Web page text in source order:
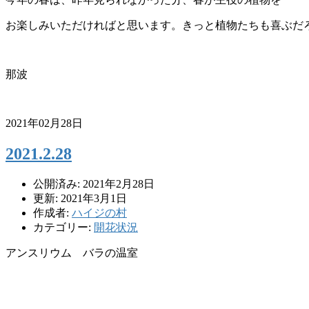
お楽しみいただければと思います。きっと植物たちも喜ぶだ
那波
2021年02月28日
2021.2.28
公開済み: 2021年2月28日
更新: 2021年3月1日
作成者: ハイジの村
カテゴリー: 開花状況
アンスリウム バラの温室